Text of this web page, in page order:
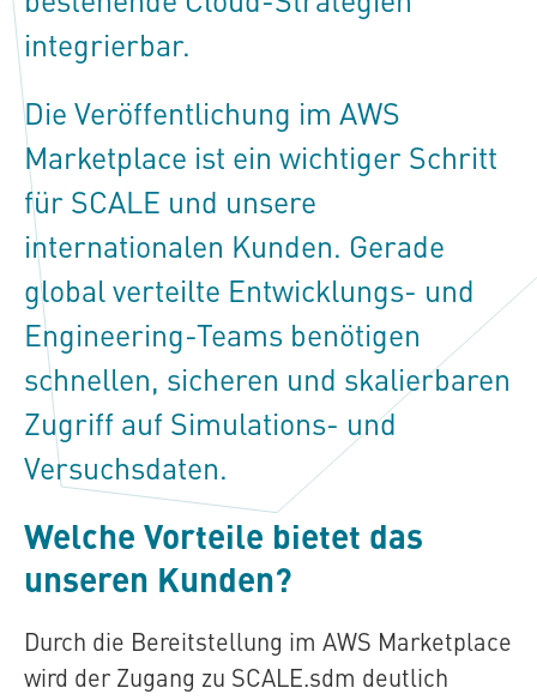
integrierbar.
Die Veröffentlichung im AWS
Marketplace ist ein wichtiger Schritt
für SCALE und unsere
internationalen Kunden. Gerade
global verteilte Entwicklungs- und
Engineering-Teams benötigen
schnellen, sicheren und skalierbaren
Zugriff auf Simulations- und
Versuchsdaten.
Welche Vorteile bietet das
unseren Kunden?
Durch die Bereitstellung im AWS Marketplace
wird der Zugang zu SCALE.sdm deutlich